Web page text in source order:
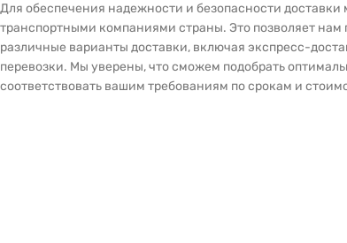
Для обеспечения надежности и безопасности
транспортными компаниями страны. Это позволяет нам
различные варианты доставки, включая экспресс-
перевозки. Мы уверены, что сможем подобрать
соответствовать вашим требованиям по срокам и